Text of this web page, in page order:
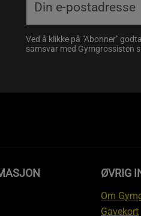
Ved å klikke på "Abonner"
samsvar med Gymgrossisten
ØVRIG
Om
Gavekort